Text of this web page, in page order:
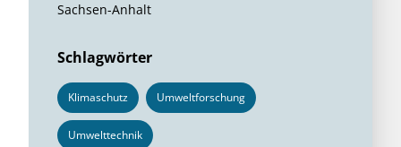
Sachsen-Anhalt
Schlagwörter
Klimaschutz Umweltforschung
Umwelttechnik